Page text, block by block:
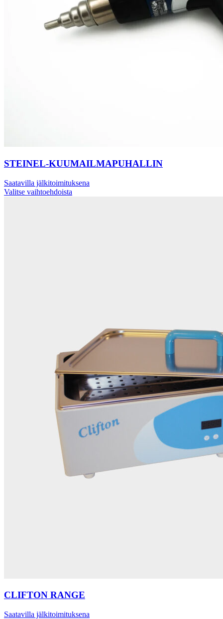
STEINEL-KUUMAILMAPUHALLIN
Saatavilla jälkitoimituksena
Valitse vaihtoehdoista
CLIFTON RANGE
Saatavilla jälkitoimituksena